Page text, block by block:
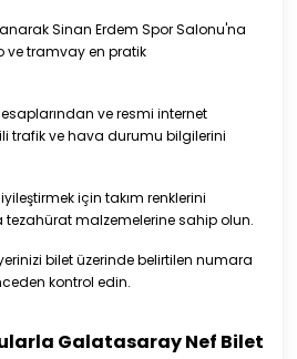
Sinan Erdem Spor Salonu'na
ve tramvay en pratik
ve resmi internet
trafik ve hava durumu bilgilerini
için takım renklerini
malzemelerine sahip olun.
bilet üzerinde belirtilen numara
kontrol edin.
Galatasaray Nef Bilet